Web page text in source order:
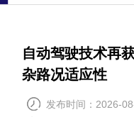
自动驾驶技术再
杂路况适应性
发布时间：2026-